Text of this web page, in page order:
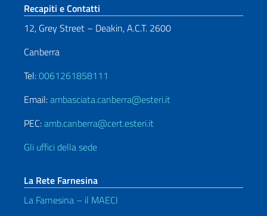
Sezione footer
Recapiti e Contatti
12, Grey Street – Deakin, A.C.T. 2600
Canberra
Tel:0061261858111
Email:ambasciata.canberra@esteri.it
PEC:amb.canberra@cert.esteri.it
Gli uffici della sede
La Rete Farnesina
La Farnesina – il MAECI